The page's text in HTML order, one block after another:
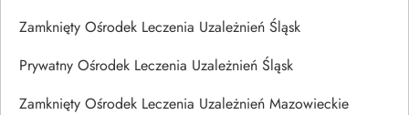
Zamknięty Ośrodek Leczenia Uzależnień Śląsk
Prywatny Ośrodek Leczenia Uzależnień Śląsk
Zamknięty Ośrodek Leczenia Uzależnień Mazowieckie